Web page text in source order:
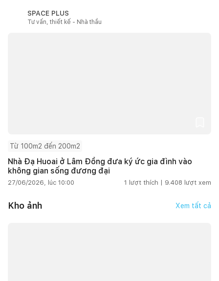
SPACE PLUS
Tư vấn, thiết kế - Nhà thầu
Từ 100m2 đến 200m2
Nhà Đạ Huoai ở Lâm Đồng đưa ký ức gia đình vào
không gian sống đương đại
27/06/2026, lúc 10:00 1 lượt thích | 9.408 lượt xem
Kho ảnh Xem tất cả